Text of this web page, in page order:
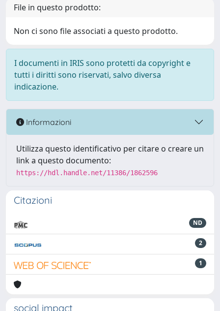
File in questo prodotto:
Non ci sono file associati a questo prodotto.
I documenti in IRIS sono protetti da copyright e
tutti i diritti sono riservati, salvo diversa
indicazione.
Informazioni
Utilizza questo identificativo per citare o creare un
link a questo documento:
https://hdl.handle.net/11386/1862596
Citazioni
ND
2
1
social impact